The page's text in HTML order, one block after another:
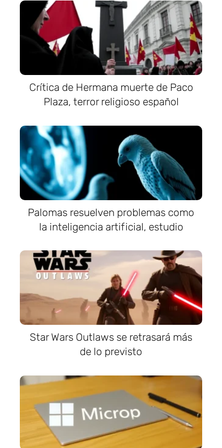
Crítica de Hermana muerte de Paco
Plaza, terror religioso español
Palomas resuelven problemas como
la inteligencia artificial, estudio
Star Wars Outlaws se retrasará más
de lo previsto